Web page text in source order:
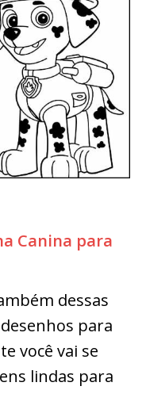
Canina para
dessas
para
você vai se
lindas para